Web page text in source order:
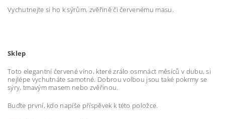
Vychutnejte si ho k sýrům. zvěřině či červenému masu.
Sklep
Toto elegantní červené víno, které zrálo osmnáct měsíců v dubu, si
nejlépe vychutnáte samotné. Dobrou volbou jsou také pokrmy se
sýry, tmavým masem nebo zvěřinou.
Buďte první, kdo napíše příspěvek k této položce.